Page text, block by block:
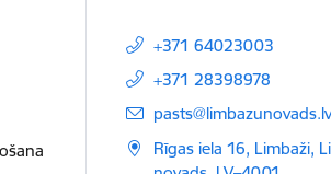
+371 64023003
+371 28398978
E-pasts:
pasts@limbazunovads.lv
Rīgas iela 16, Limbaži,